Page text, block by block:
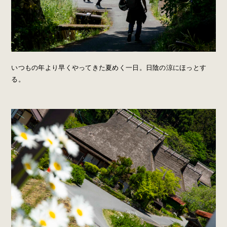
いつもの年より早くやってきた夏めく一日。日陰の涼にほっとす
る。